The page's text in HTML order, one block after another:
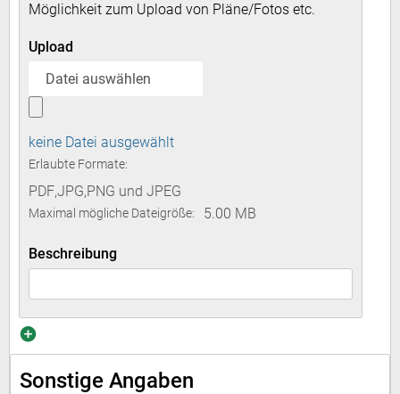
Möglichkeit zum Upload von Pläne/Fotos etc.
Upload
Datei auswählen
keine Datei ausgewählt
Erlaubte Formate:
PDF,JPG,PNG und JPEG
Maximal mögliche Dateigröße: 5.00 MB
Beschreibung
Sonstige Angaben